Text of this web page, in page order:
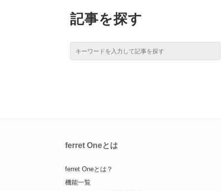
記事を探す
ferret Oneとは
ferret Oneとは？
機能一覧